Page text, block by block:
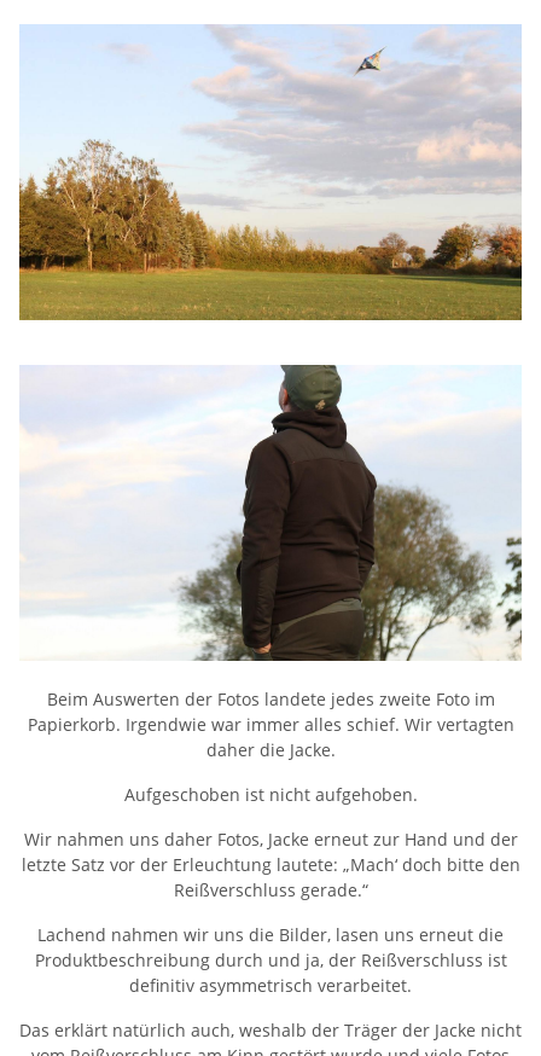
Beim Auswerten der Fotos landete jedes zweite Foto im
Papierkorb. Irgendwie war immer alles schief. Wir vertagten
daher die Jacke.
Aufgeschoben ist nicht aufgehoben.
Wir nahmen uns daher Fotos, Jacke erneut zur Hand und der
letzte Satz vor der Erleuchtung lautete: „Mach‘ doch bitte den
Reißverschluss gerade.“
Lachend nahmen wir uns die Bilder, lasen uns erneut die
Produktbeschreibung durch und ja, der Reißverschluss ist
definitiv asymmetrisch verarbeitet.
Das erklärt natürlich auch, weshalb der Träger der Jacke nicht